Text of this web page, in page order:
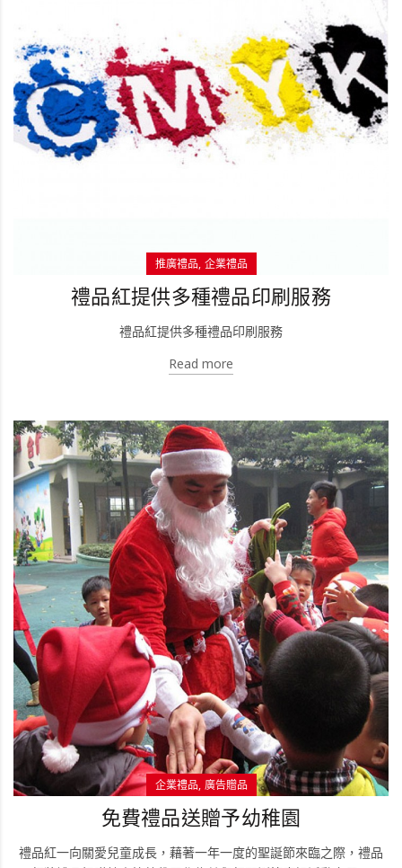
推廣禮品 企業禮品
禮品紅提供多種禮品印刷服務
禮品紅提供多種禮品印刷服務
Read more
企業禮品 廣告贈品
免費禮品送贈予幼稚園
禮品紅一向關愛兒童成長，藉著一年一度的聖誕節來臨之際，禮品